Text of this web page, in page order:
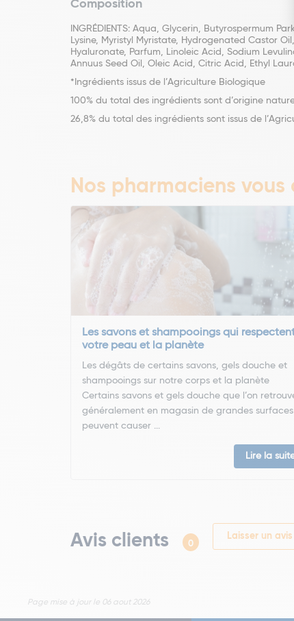
Composition
INGRÉDIENTS: Aqua, Glycerin, Butyrospermum
Lysine, Myristyl Myristate, Hydrogenated Castor
Hyaluronate, Parfum, Linoleic Acid, Sodium
Annuus Seed Oil, Oleic Acid, Citric Acid, Ethyl
*Ingrédients issus de l’Agriculture Biologique
100% du total des ingrédients sont d’origine
26,8% du total des ingrédients sont issus de
Nos pharmaciens vous
Les savons et shampooings qui
votre peau et la planète
Les dégâts de certains savons, gels douche et
shampooings sur notre corps et la planète
Certains savons et gels douche que l’on
généralement en magasin de grandes surfaces
peuvent causer ...
Lire la
Avis clients 0
Laisser un avis
Page mise à jour le 06 aout 2026